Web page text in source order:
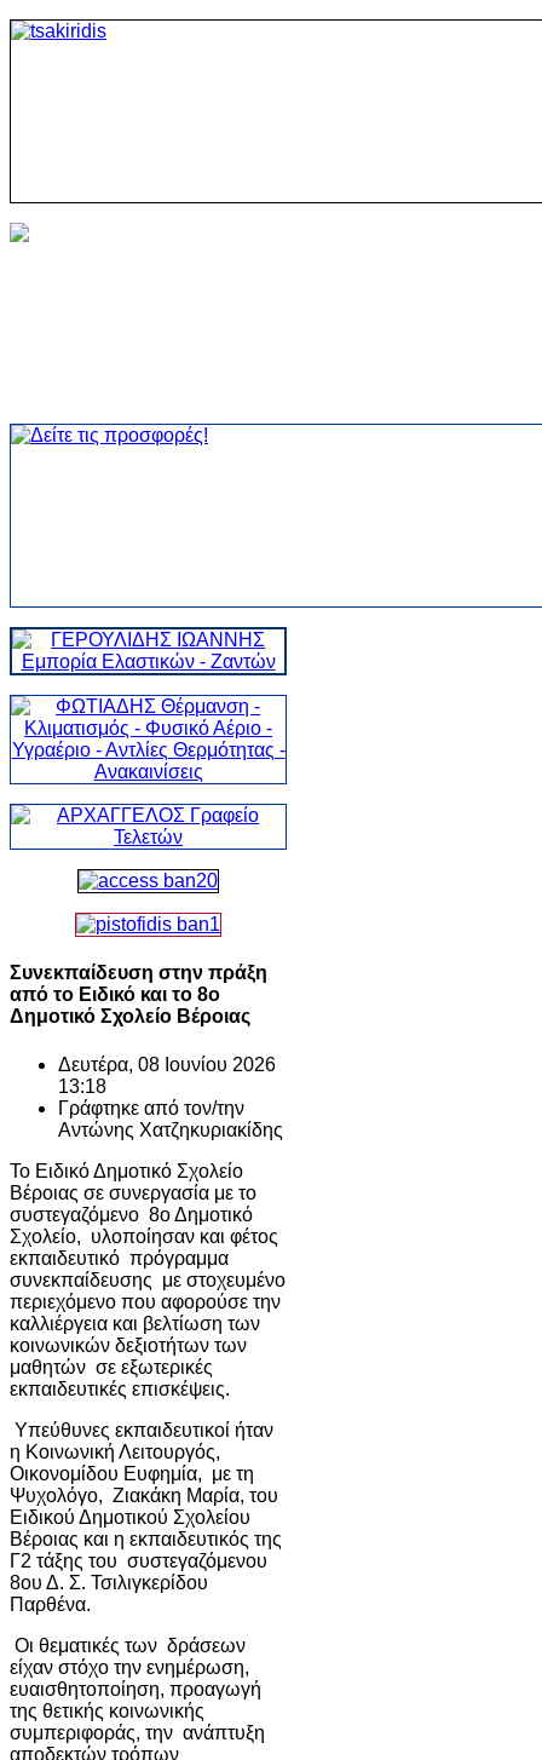
Συνεκπαίδευση στην πράξη
από το Ειδικό και το 8ο
Δημοτικό Σχολείο Βέροιας
Δευτέρα, 08 Ιουνίου 2026
13:18
Γράφτηκε από τον/την
Αντώνης Χατζηκυριακίδης
Το Ειδικό Δημοτικό Σχολείο
Βέροιας σε συνεργασία με το
συστεγαζόμενο 8ο Δημοτικό
Σχολείο, υλοποίησαν και φέτος
εκπαιδευτικό πρόγραμμα
συνεκπαίδευσης με στοχευμένο
περιεχόμενο που αφορούσε την
καλλιέργεια και βελτίωση των
κοινωνικών δεξιοτήτων των
μαθητών σε εξωτερικές
εκπαιδευτικές επισκέψεις.
Υπεύθυνες εκπαιδευτικοί ήταν
η Κοινωνική Λειτουργός,
Οικονομίδου Ευφημία, με τη
Ψυχολόγο, Ζιακάκη Μαρία, του
Ειδικού Δημοτικού Σχολείου
Βέροιας και η εκπαιδευτικός της
Γ2 τάξης του συστεγαζόμενου
8ου Δ. Σ. Τσιλιγκερίδου
Παρθένα.
Οι θεματικές των δράσεων
είχαν στόχο την ενημέρωση,
ευαισθητοποίηση, προαγωγή
της θετικής κοινωνικής
συμπεριφοράς, την ανάπτυξη
αποδεκτών τρόπων